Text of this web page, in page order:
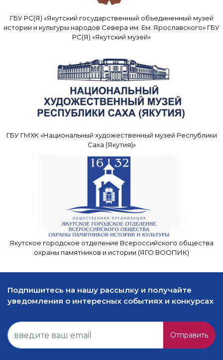
ГБУ РС(Я) «Якутский государственный объединенный музей
истории и культуры народов Севера им. Ем. Ярославского» ГБУ
РС(Я) «Якутский музей»
ГБУ ГМХК «Национальный художественный музей Республики
Саха (Якутия)»
Якутское городское отделение Всероссийского общества
охраны памятников и истории (ЯГО ВООПИК)
Подпишитесь на нашу рассылку и получайте
уведомления о интересных событиях и конкурсах
Отправить